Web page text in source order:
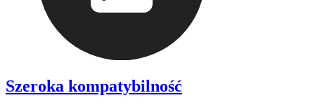
Szeroka kompatybilność